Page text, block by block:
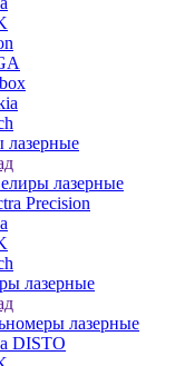
лазерные
Precision
лазерные
лазерные
DISTO